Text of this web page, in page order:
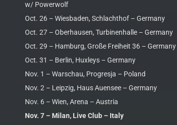
w/ Powerwolf
Oct. 26 – Wiesbaden, Schlachthof – Germany
Oct. 27 – Oberhausen, Turbinenhalle – Germany
Oct. 29 – Hamburg, Große Freiheit 36 – Germany
Oct. 31 – Berlin, Huxleys – Germany
Nov. 1 – Warschau, Progresja – Poland
Nov. 2 – Leipzig, Haus Auensee – Germany
Nov. 6 – Wien, Arena – Austria
Nov. 7 – Milan, Live Club – Italy